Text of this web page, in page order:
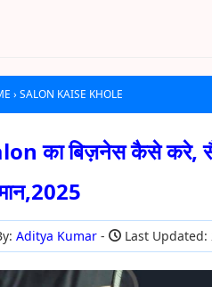
›SALON KAISE KHOLE
का बिज़नेस कैसे करे,
Aditya Kumar Last